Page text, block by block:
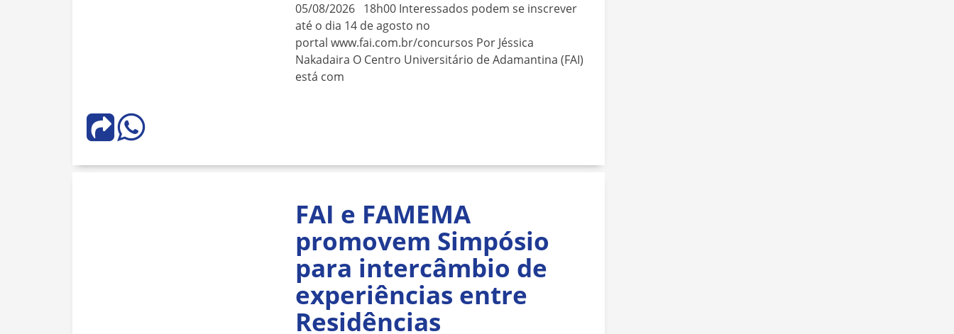
05/08/2026 18h00 Interessados podem se inscrever
até o dia 14 de agosto no
portal www.fai.com.br/concursos Por Jéssica
Nakadaira O Centro Universitário de Adamantina (FAI)
está com
FAI e FAMEMA
promovem Simpósio
para intercâmbio de
experiências entre
Residências